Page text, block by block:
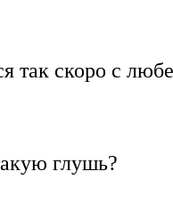
так скоро с
глушь?